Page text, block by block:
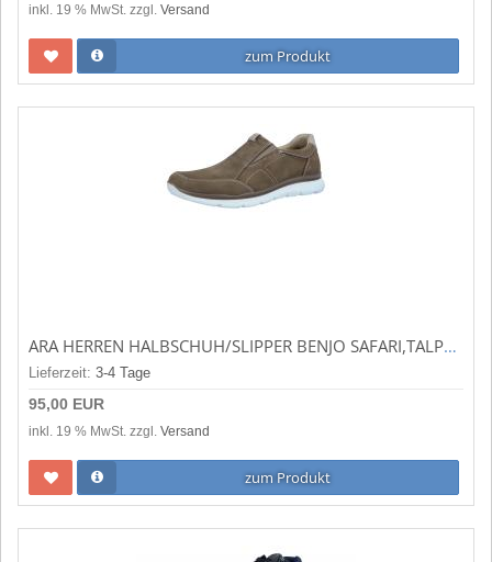
inkl. 19 % MwSt. zzgl. Versand
zum Produkt
ARA HERREN HALBSCHUH/SLIPPER BENJO SAFARI,TALPA (BEIGE) 11-24631-17
Lieferzeit: 3-4 Tage
95,00 EUR
inkl. 19 % MwSt. zzgl. Versand
zum Produkt